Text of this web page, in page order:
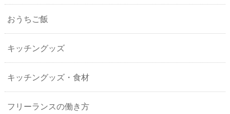
おうちご飯
キッチングッズ
キッチングッズ・食材
フリーランスの働き方